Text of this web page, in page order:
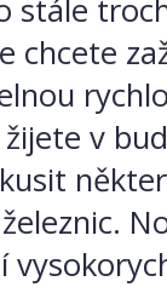
stále
chcete
v